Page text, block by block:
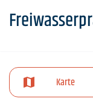
Karte